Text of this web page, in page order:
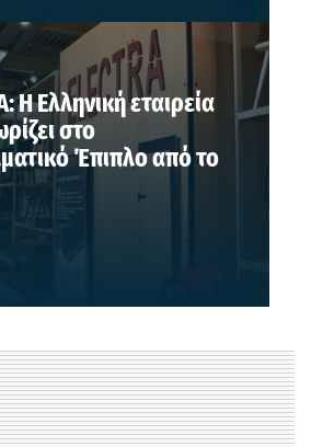
Η Ελληνική εταιρεία
στο
Έπιπλο από το